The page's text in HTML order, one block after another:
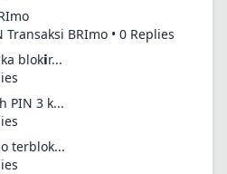
BRImo • 0 Replies
blok𝗶r...
PIN 3 k...
terblok...